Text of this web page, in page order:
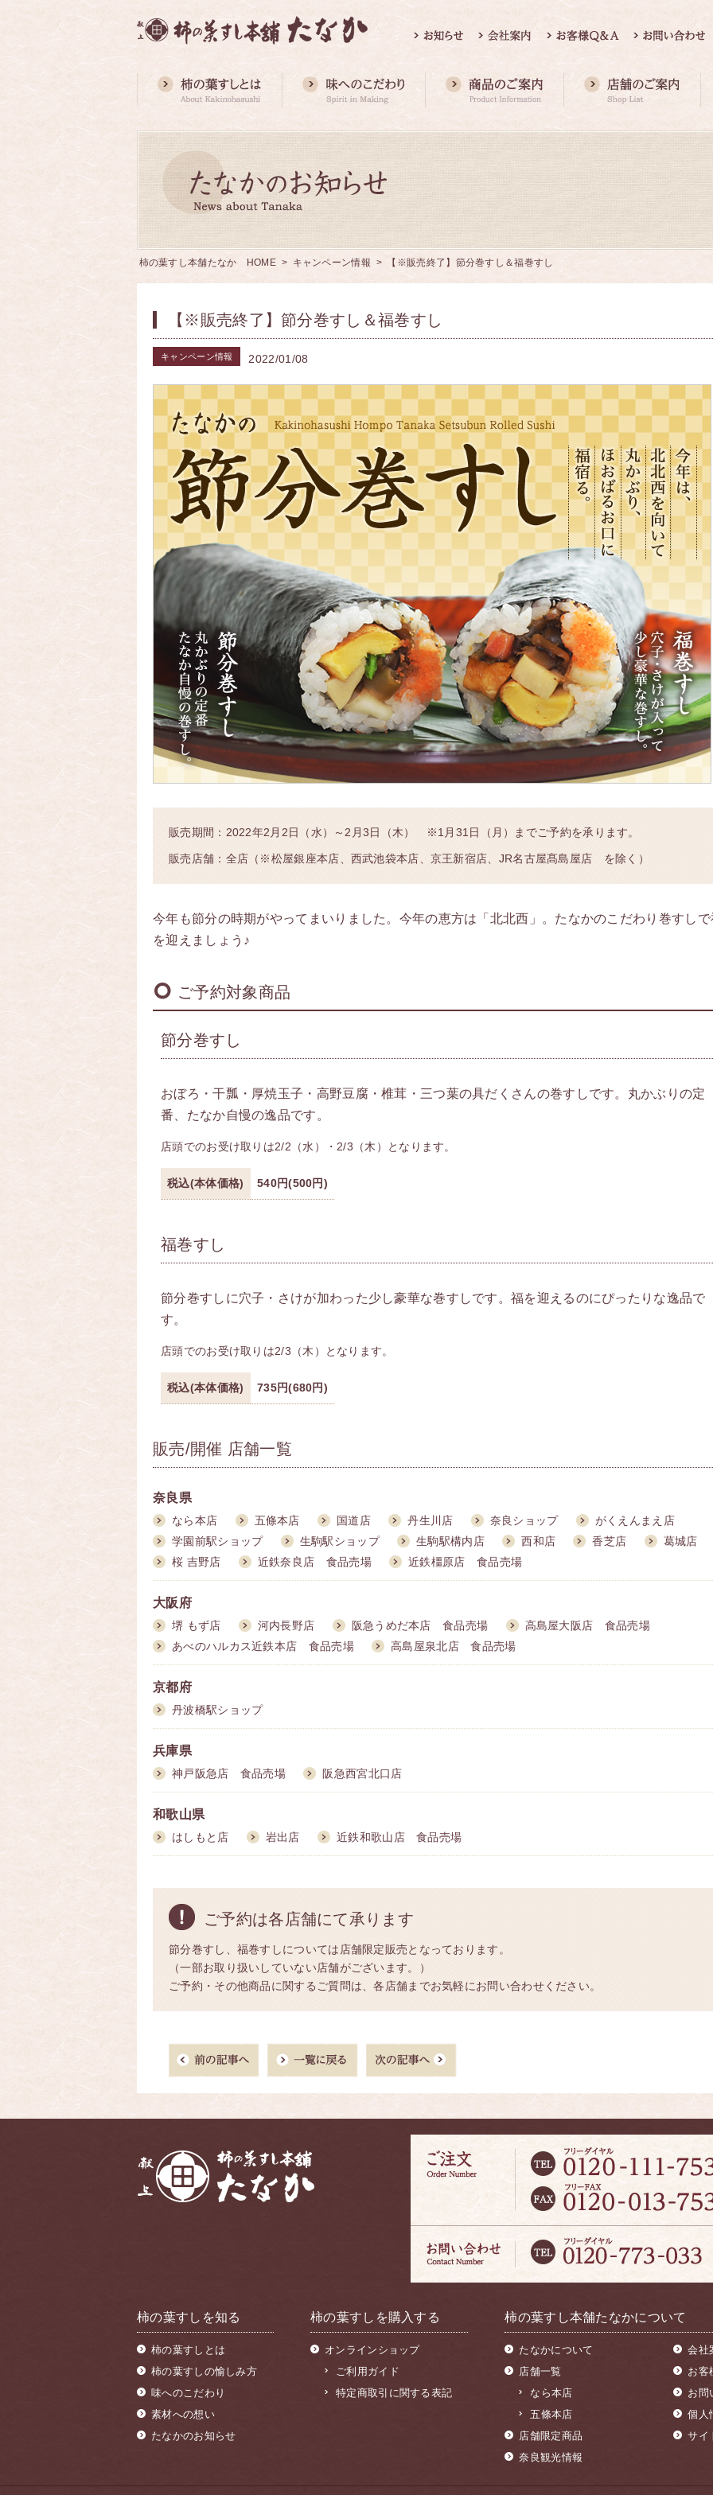
柿の葉すし本舗たなか HOME > キャンペーン情報 > 【※販売終了】節分巻すし＆福巻すし
【※販売終了】節分巻すし＆福巻すし
キャンペーン情報 2022/01/08
販売期間：2022年2月2日（水）～2月3日（木） ※1月31日（月）までご予約を承ります。
販売店舗：全店（※松屋銀座本店、西武池袋本店、京王新宿店、JR名古屋髙島屋店 を除く）
今年も節分の時期がやってまいりました。今年の恵方は「北北西」。たなかのこだわり巻すしで
を迎えましょう♪
ご予約対象商品
節分巻すし
おぼろ・干瓢・厚焼玉子・高野豆腐・椎茸・三つ葉の具だくさんの巻すしです。丸かぶりの定
番、たなか自慢の逸品です。
店頭でのお受け取りは2/2（水）・2/3（木）となります。
税込(本体価格) 540円(500円)
福巻すし
節分巻すしに穴子・さけが加わった少し豪華な巻すしです。福を迎えるのにぴったりな逸品で
す。
店頭でのお受け取りは2/3（木）となります。
税込(本体価格) 735円(680円)
販売/開催 店舗一覧
奈良県
なら本店 五條本店 国道店 丹生川店 奈良ショップ
がくえんまえ店
学園前駅ショップ
生駒駅ショップ 生駒駅構内店 西和店 香芝店
葛城店
桜 吉野店
近鉄奈良店 食品売場 近鉄橿原店 食品売場
大阪府
堺 もず店 河内長野店 阪急うめだ本店 食品売場
高島屋大阪店 食品売場
あべのハルカス近鉄本店 食品売場
高島屋泉北店 食品売場
京都府
丹波橋駅ショップ
兵庫県
神戸阪急店 食品売場 阪急西宮北口店
和歌山県
はしもと店 岩出店 近鉄和歌山店 食品売場
ご予約は各店舗にて承ります
節分巻すし、福巻すしについては店舗限定販売となっております。
（一部お取り扱いしていない店舗がございます。）
ご予約・その他商品に関するご質問は、各店舗までお気軽にお問い合わせください。
柿の葉すしを知る
柿の葉すしとは
柿の葉すしの愉しみ方
味へのこだわり
素材への想い
たなかのお知らせ
柿の葉すしを購入する
オンラインショップ
ご利用ガイド
特定商取引に関する表記
柿の葉すし本舗たなかについて
たなかについて
店舗一覧
なら本店
五條本店
店舗限定商品
奈良観光情報
会社
お客
お問
個人
サイ